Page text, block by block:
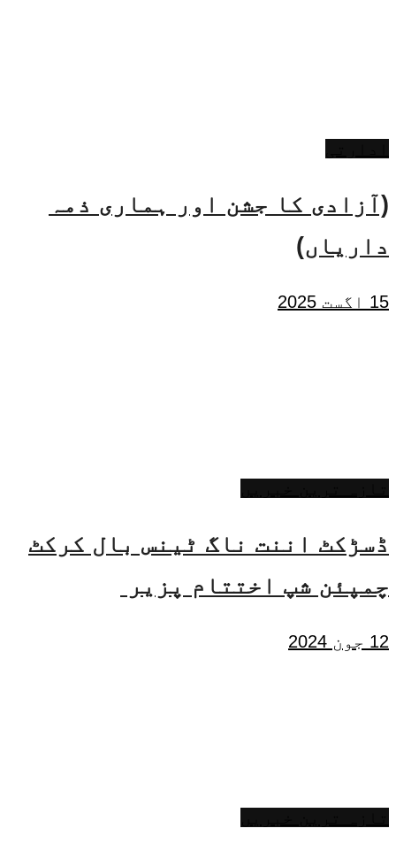
(آزادی کا جشن اور ہماری ذمہ
داریاں)
15 اگست 2025
ڈسڑکٹ اننت ناگ ٹینس بال کرکٹ
چمپئن شپ اختتام پزیر
12 جون 2024